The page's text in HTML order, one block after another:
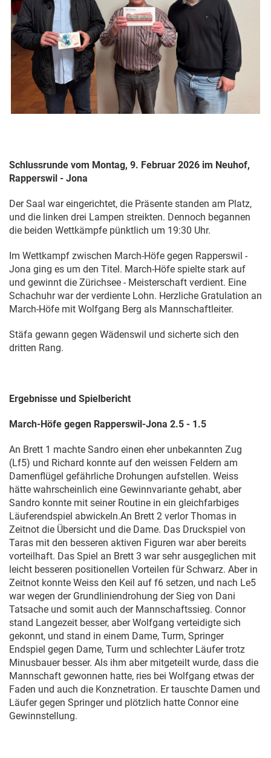
Schlussrunde vom Montag, 9. Februar 2026 im Neuhof,
Rapperswil - Jona
Der Saal war eingerichtet, die Präsente standen am Platz,
und die linken drei Lampen streikten. Dennoch begannen
die beiden Wettkämpfe pünktlich um 19:30 Uhr.
Im Wettkampf zwischen March-Höfe gegen Rapperswil -
Jona ging es um den Titel. March-Höfe spielte stark auf
und gewinnt die Zürichsee - Meisterschaft verdient. Eine
Schachuhr war der verdiente Lohn. Herzliche Gratulation an
March-Höfe mit Wolfgang Berg als Mannschaftleiter.
Stäfa gewann gegen Wädenswil und sicherte sich den
dritten Rang.
Ergebnisse und Spielbericht
March-Höfe gegen Rapperswil-Jona 2.5 - 1.5
An Brett 1 machte Sandro einen eher unbekannten Zug
(Lf5) und Richard konnte auf den weissen Feldern am
Damenflügel gefährliche Drohungen aufstellen. Weiss
hätte wahrscheinlich eine Gewinnvariante gehabt, aber
Sandro konnte mit seiner Routine in ein gleichfarbiges
Läuferendspiel abwickeln.An Brett 2 verlor Thomas in
Zeitnot die Übersicht und die Dame. Das Druckspiel von
Taras mit den besseren aktiven Figuren war aber bereits
vorteilhaft. Das Spiel an Brett 3 war sehr ausgeglichen mit
leicht besseren positionellen Vorteilen für Schwarz. Aber in
Zeitnot konnte Weiss den Keil auf f6 setzen, und nach Le5
war wegen der Grundliniendrohung der Sieg von Dani
Tatsache und somit auch der Mannschaftssieg. Connor
stand Langezeit besser, aber Wolfgang verteidigte sich
gekonnt, und stand in einem Dame, Turm, Springer
Endspiel gegen Dame, Turm und schlechter Läufer trotz
Minusbauer besser. Als ihm aber mitgeteilt wurde, dass die
Mannschaft gewonnen hatte, ries bei Wolfgang etwas der
Faden und auch die Konznetration. Er tauschte Damen und
Läufer gegen Springer und plötzlich hatte Connor eine
Gewinnstellung.